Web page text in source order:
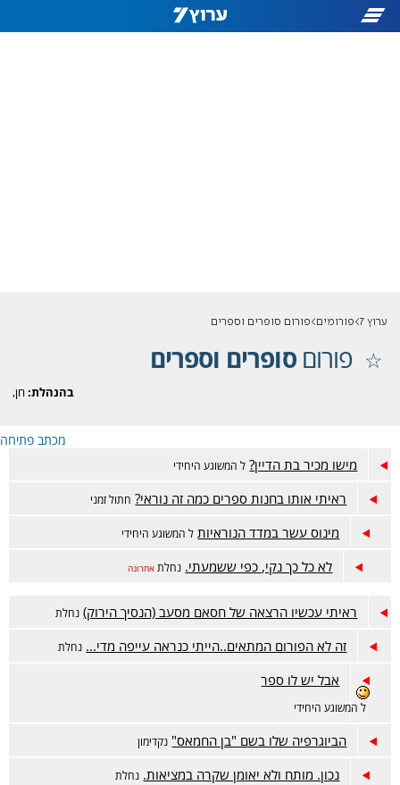
ערוץ 7 פורומים פורום סופרים וספרים
פורוםסופרים וספרים
בהנהלת:חן,
מכתב פתיחה
מישו מכיר בת הדיין? ל המשוגע היחידי
ראיתי אותו בחנות ספרים כמה זה נוראי? חתול זמני
מינוס עשר במדד הנוראיות ל המשוגע היחידי
לא כל כך נקי, כפי ששמעתי. נחלת אחרונה
ראיתי עכשיו הרצאה של חסאם מסעב (הנסיך הירוק) נחלת
זה לא הפורום המתאים..הייתי כנראה עייפה מדי... נחלת
אבל יש לו ספר
ל המשוגע היחידי
הביוגרפיה שלו בשם "בן החמאס" נקדימון
נכון. מותח ולא יאומן שקרה במציאות. נחלת